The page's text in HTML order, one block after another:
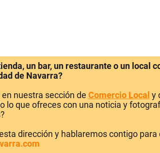
un bar, un restaurante o un local
de Navarra?
nuestra sección de Comercio Local y
lo que ofreces con una noticia y
dirección y hablaremos contigo